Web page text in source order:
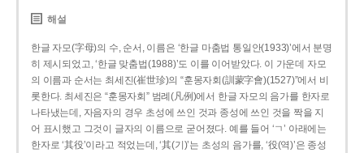
해설
한글 자모(字母)의 수, 순서, 이름은 ‘한글 마춤법 통일안(1933)’에서 분명
히 제시되었고, ‘한글 맞춤법(1988)’도 이를 이어받았다. 이 가운데 자모
의 이름과 순서는 최세진(崔世珍)의 “훈몽자회(訓蒙字會)(1527)”에서 비
롯한다. 최세진은 “훈몽자회” 범례(凡例)에서 한글 자모의 음가를 한자로
나타냈는데, 자음자의 경우 초성에 쓰인 것과 종성에 쓰인 것을 짝을 지
어 표시했고 그것이 글자의 이름으로 굳어졌다. 예를 들어 ‘ㄱ’ 아래에는
한자로 ‘其役’이라고 적었는데, ‘其(기)’는 초성의 음가를, ‘役(역)’은 종성